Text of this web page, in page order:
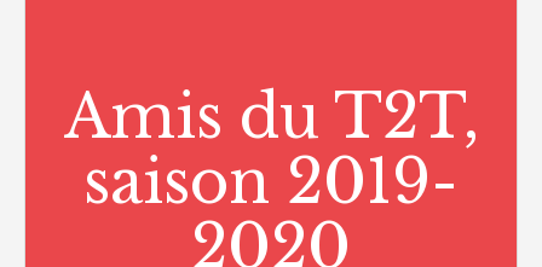
Amis du T2T,
saison 2019-
2020